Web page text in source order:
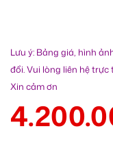
Lưu ý: Bảng giá, hình
đổi. Vui lòng liên hệ
Xin cảm ơn